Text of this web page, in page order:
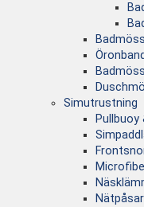
Öronband
Simutrustning
Nätpåsar